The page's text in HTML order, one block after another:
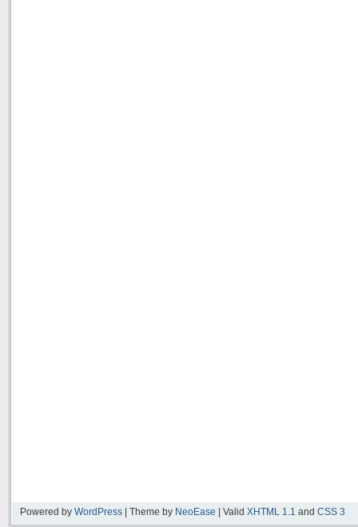
Powered by WordPress | Theme by NeoEase | Valid XHTML 1.1 and CSS 3